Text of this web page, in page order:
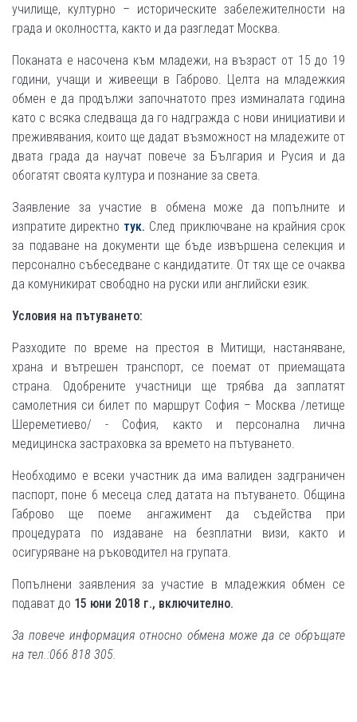
училище, културно – историческите забележителности на
града и околността, както и да разгледат Москва.
Поканата е насочена към младежи, на възраст от 15 до 19
години, учащи и живеещи в Габрово. Целта на младежкия
обмен е да продължи започнатото през изминалата година
като с всяка следваща да го надгражда с нови инициативи и
преживявания, които ще дадат възможност на младежите от
двата града да научат повече за България и Русия и да
обогатят своята култура и познание за света.
Заявление за участие в обмена може да попълните и
изпратите директно тук. След приключване на крайния срок
за подаване на документи ще бъде извършена селекция и
персонално събеседване с кандидатите. От тях ще се очаква
да комуникират свободно на руски или английски език.
Условия на пътуването:
Разходите по време на престоя в Митищи, настаняване,
храна и вътрешен транспорт, се поемат от приемащата
страна. Одобрените участници ще трябва да заплатят
самолетния си билет по маршрут София – Москва /летище
Шереметиево/ - София, както и персонална лична
медицинска застраховка за времето на пътуването.
Необходимо е всеки участник да има валиден задграничен
паспорт, поне 6 месеца след датата на пътуването. Община
Габрово ще поеме ангажимент да съдейства при
процедурата по издаване на безплатни визи, както и
осигуряване на ръководител на групата.
Попълнени заявления за участие в младежкия обмен се
подават до 15 юни 2018 г., включително.
За повече информация относно обмена може да се обръщате
на тел.:066 818 305.